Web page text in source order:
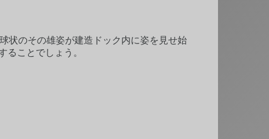
状のその雄姿が建造ドック内に姿を見せ始
ることでしょう。